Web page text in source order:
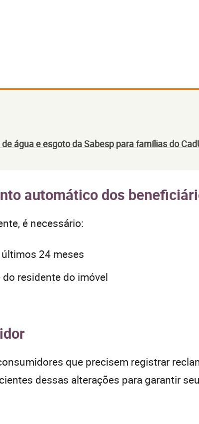
água e esgoto da Sabesp para famílias do
automático dos
é necessário:
24 meses
residente do imóvel
que precisem registrar
dessas alterações para garantir